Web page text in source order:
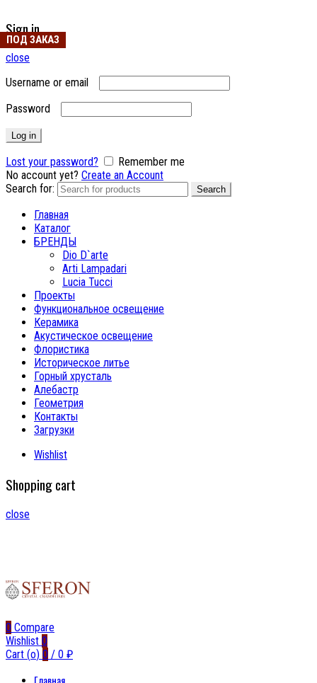
Sign in
close
Username or email
Password
Log in
Lost your password?
Remember me
No account yet? Create an Account
Search for:
Search
Главная
Каталог
БРЕНДЫ
Dio D`arte
Arti Lampadari
Lucia Tucci
Проекты
Функциональное освещение
Керамика
Акустическое освещение
Флористика
Историческое литье
Горный хрусталь
Алебастр
Геометрия
Контакты
Загрузки
Wishlist
Shopping cart
close
0 Compare
Wishlist 0
Cart (o) 0 / 0 ₽
ПОД ЗАКАЗ
ПОД ЗАКАЗ